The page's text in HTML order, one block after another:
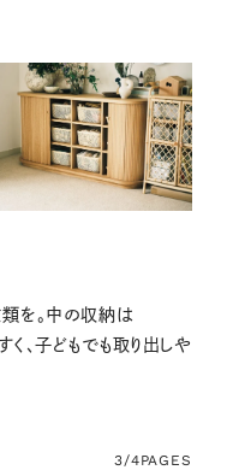
を。中の収納は
く、子どもでも取り出しや
3/4PAGES